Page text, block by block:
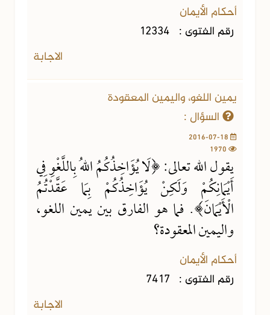
أحكام الأيمان
رقم الفتوى : 12334
الاجابة
يمين اللغو، واليمين المعقودة
السؤال :
يقول الله تعالى: ﴿لَا يُؤَاخِذُكُمُ اللهُ بِاللَّغْوِ فِي
أَيْمَانِكُمْ وَلَكِنْ يُؤَاخِذُكُمْ بِمَا عَقَّدْتُمُ
الْأَيْمَانَ﴾. فما هو الفارق بين يمين اللغو،
واليمين المعقودة؟
أحكام الأيمان
رقم الفتوى : 7417
الاجابة